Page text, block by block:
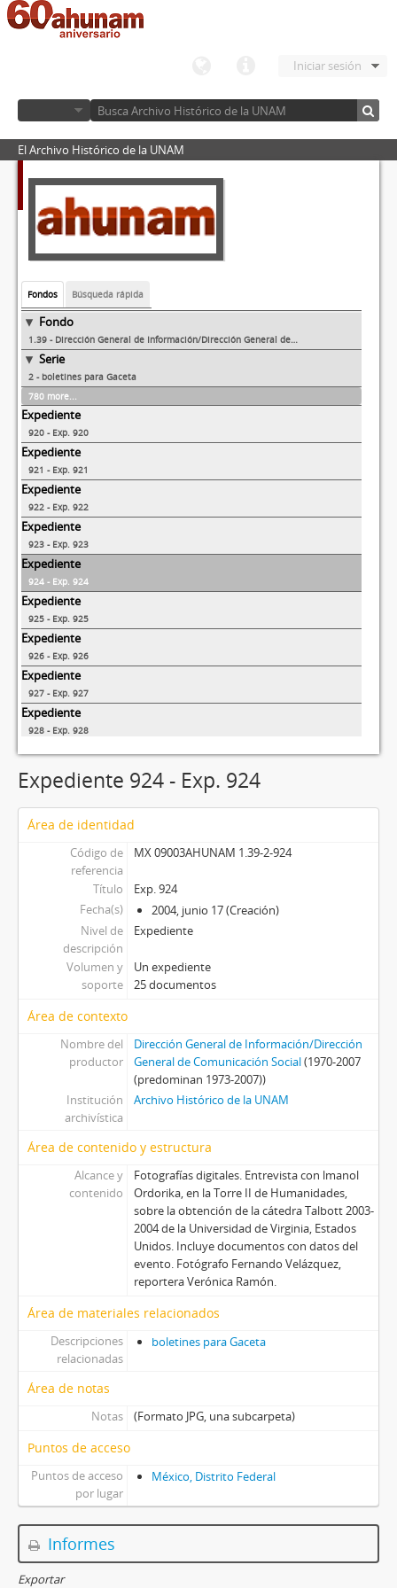
Iniciar sesión
El Archivo Histórico de la UNAM
Fondos Búsqueda rápida
Fondo
1.39 - Dirección General de Información/Dirección General de Comunicación Social
Serie
2 - boletines para Gaceta
780 more...
Expediente
920 - Exp. 920
Expediente
921 - Exp. 921
Expediente
922 - Exp. 922
Expediente
923 - Exp. 923
Expediente
924 - Exp. 924
Expediente
925 - Exp. 925
Expediente
926 - Exp. 926
Expediente
927 - Exp. 927
Expediente
928 - Exp. 928
Expediente 924 - Exp. 924
Área de identidad
Código de
referencia
MX 09003AHUNAM 1.39-2-924
Título
Exp. 924
Fecha(s)
2004, junio 17 (Creación)
Nivel de
descripción
Expediente
Volumen y
soporte
Un expediente
25 documentos
Área de contexto
Nombre del
productor
Dirección General de Información/Dirección
General de Comunicación Social(1970-2007
(predominan 1973-2007))
Institución
archivística
Archivo Histórico de la UNAM
Área de contenido y estructura
Alcance y
contenido
Fotografías digitales. Entrevista con lmanol
Ordorika, en la Torre II de Humanidades,
sobre la obtención de la cátedra Talbott 2003-
2004 de la Universidad de Virginia, Estados
Unidos. Incluye documentos con datos del
evento. Fotógrafo Fernando Velázquez,
reportera Verónica Ramón.
Área de materiales relacionados
Descripciones
relacionadas
boletines para Gaceta
Área de notas
Notas (Formato JPG, una subcarpeta)
Puntos de acceso
Puntos de acceso
por lugar
México, Distrito Federal
Informes
Exportar